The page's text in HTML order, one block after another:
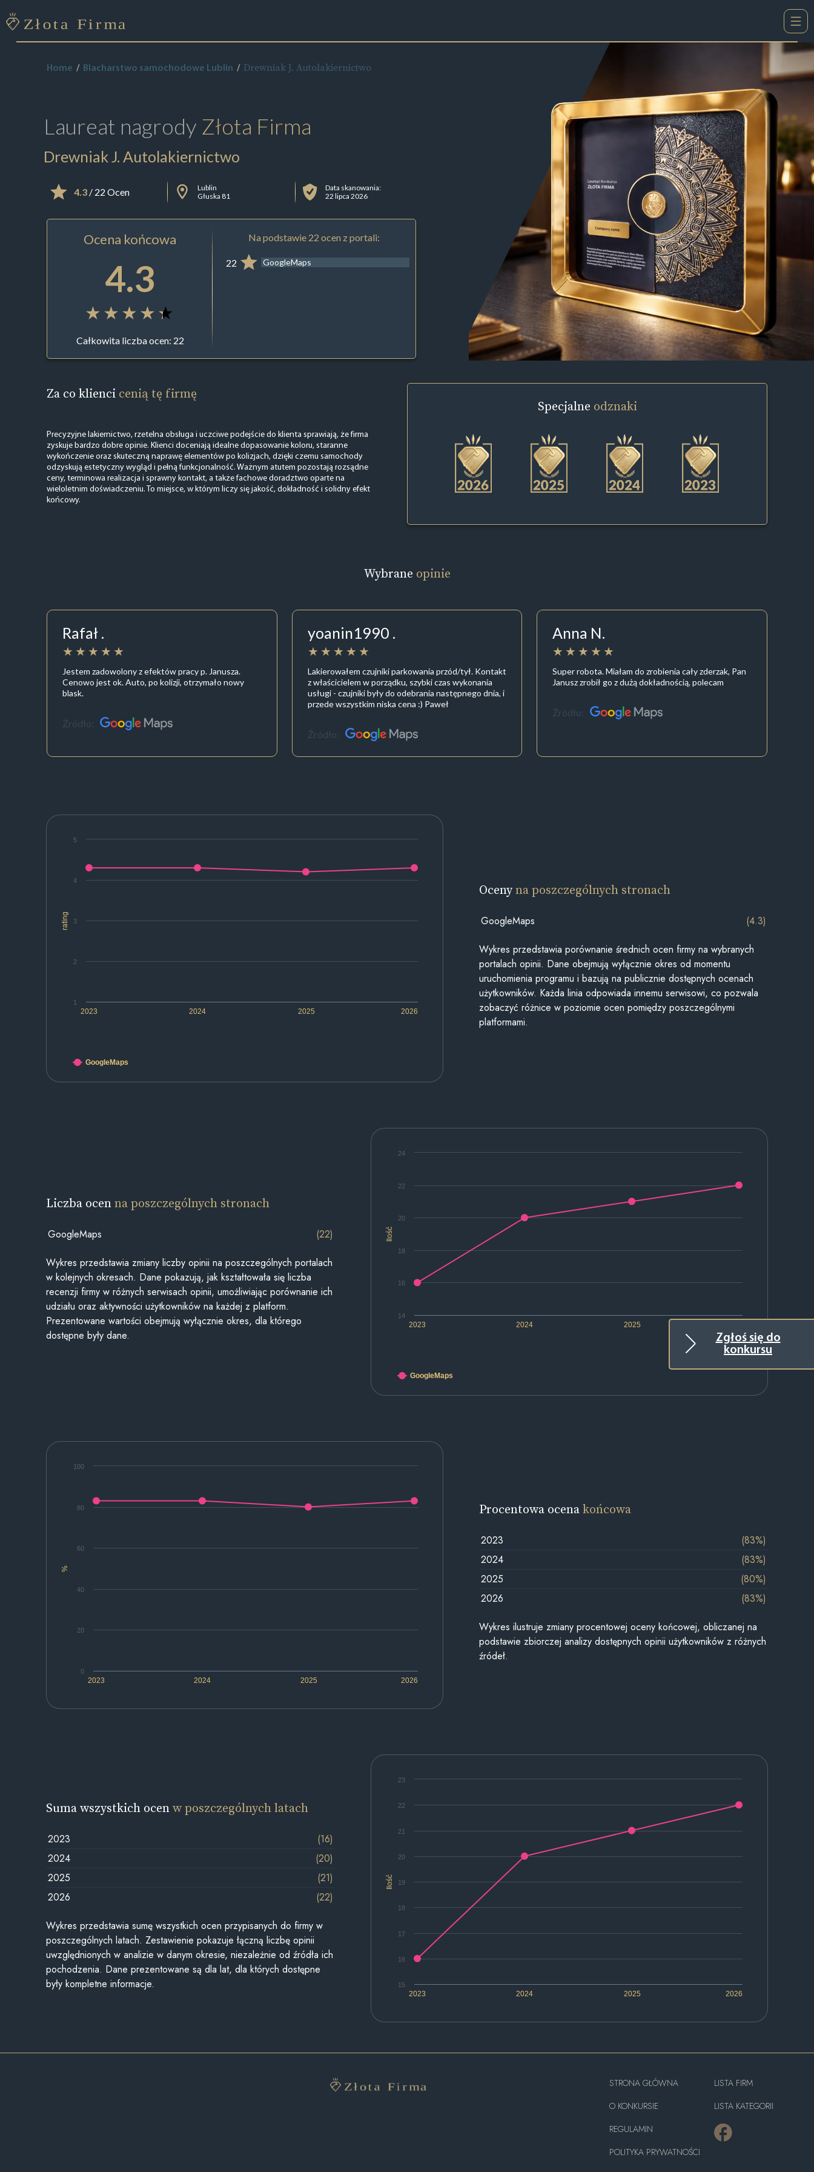
Zgłoś się do
konkursu
Home Blacharstwo samochodowe Lublin Drewniak J. Autolakiernictwo
Laureat nagrody Złota Firma
Drewniak J. Autolakiernictwo
4.3/ 22 Ocen
Lublin
Głuska 81
Data skanowania:
22 lipca 2026
Ocena końcowa
4.3
Całkowita liczba ocen: 22
Na podstawie 22 ocen z portali:
22 GoogleMaps
Za co klienci cenią tę firmę
Precyzyjne lakiernictwo, rzetelna obsługa i uczciwe podejście do klienta sprawiają, że firma
zyskuje bardzo dobre opinie. Klienci doceniają idealne dopasowanie koloru, staranne
wykończenie oraz skuteczną naprawę elementów po kolizjach, dzięki czemu samochody
odzyskują estetyczny wygląd i pełną funkcjonalność. Ważnym atutem pozostają rozsądne
ceny, terminowa realizacja i sprawny kontakt, a także fachowe doradztwo oparte na
wieloletnim doświadczeniu. To miejsce, w którym liczy się jakość, dokładność i solidny efekt
końcowy.
Specjalne odznaki
Wybrane opinie
Rafał .
Jestem zadowolony z efektów pracy p. Janusza.
Cenowo jest ok. Auto, po kolizji, otrzymało nowy
blask.
Źródło:
yoanin1990 .
Lakierowałem czujniki parkowania przód/tył. Kontakt
z właścicielem w porządku, szybki czas wykonania
usługi - czujniki były do odebrania następnego dnia, i
przede wszystkim niska cena :) Paweł
Źródło:
Anna N.
Super robota. Miałam do zrobienia cały zderzak, Pan
Janusz zrobił go z dużą dokładnością, polecam
Źródło:
rating
2023 2024 2025 2026
1
2
3
4
5
GoogleMaps
Ocenyna poszczególnych stronach
GoogleMaps (4.3)
Wykres przedstawia porównanie średnich ocen firmy na wybranych
portalach opinii. Dane obejmują wyłącznie okres od momentu
uruchomienia programu i bazują na publicznie dostępnych ocenach
użytkowników. Każda linia odpowiada innemu serwisowi, co pozwala
zobaczyć różnice w poziomie ocen pomiędzy poszczególnymi
platformami.
Ilość
2023 2024 2025
16
18
20
22
14
24
GoogleMaps
Liczba ocenna poszczególnych stronach
GoogleMaps (22)
Wykres przedstawia zmiany liczby opinii na poszczególnych portalach
w kolejnych okresach. Dane pokazują, jak kształtowała się liczba
recenzji firmy w różnych serwisach opinii, umożliwiając porównanie ich
udziału oraz aktywności użytkowników na każdej z platform.
Prezentowane wartości obejmują wyłącznie okres, dla którego
dostępne były dane.
%
2023 2024 2025 2026
0
20
40
60
80
100
Procentowa ocenakońcowa
2023
(83%)
2024
(83%)
2025
(80%)
2026
(83%)
Wykres ilustruje zmiany procentowej oceny końcowej, obliczanej na
podstawie zbiorczej analizy dostępnych opinii użytkowników z różnych
źródeł.
Ilość
2023 2024 2025 2026
15
16
17
18
19
20
21
22
23
Suma wszystkich ocenw poszczególnych latach
2023
(16)
2024
(20)
2025
(21)
2026
(22)
Wykres przedstawia sumę wszystkich ocen przypisanych do firmy w
poszczególnych latach. Zestawienie pokazuje łączną liczbę opinii
uwzględnionych w analizie w danym okresie, niezależnie od źródła ich
pochodzenia. Dane prezentowane są dla lat, dla których dostępne
były kompletne informacje.
STRONA GŁÓWNA
O KONKURSIE
REGULAMIN
POLITYKA PRYWATNOŚCI
LISTA FIRM
LISTA KATEGORII